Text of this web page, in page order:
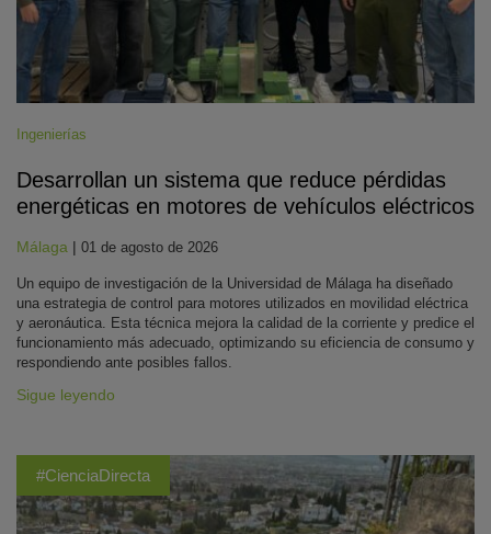
Ingenierías
Desarrollan un sistema que reduce pérdidas
energéticas en motores de vehículos eléctricos
Málaga | 01 de agosto de 2026
Un equipo de investigación de la Universidad de Málaga ha diseñado
una estrategia de control para motores utilizados en movilidad eléctrica
y aeronáutica. Esta técnica mejora la calidad de la corriente y predice el
funcionamiento más adecuado, optimizando su eficiencia de consumo y
respondiendo ante posibles fallos.
Sigue leyendo
#CienciaDirecta